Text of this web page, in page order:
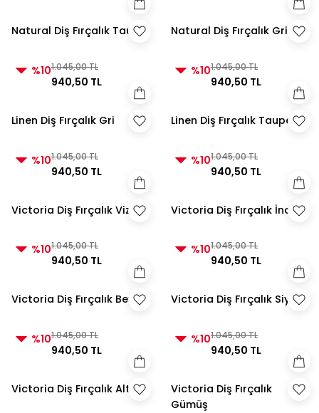
Natural Diş Fırçalık Taupe
%101.045,00 TL
940,50 TL
Natural Diş Fırçalık Gri
%101.045,00 TL
940,50 TL
Linen Diş Fırçalık Gri
%101.045,00 TL
940,50 TL
Linen Diş Fırçalık Taupe
%101.045,00 TL
940,50 TL
Victoria Diş Fırçalık Vizon
%101.045,00 TL
940,50 TL
Victoria Diş Fırçalık İnci
%101.045,00 TL
940,50 TL
Victoria Diş Fırçalık Beyaz
%101.045,00 TL
940,50 TL
Victoria Diş Fırçalık Siyah
%101.045,00 TL
940,50 TL
Victoria Diş Fırçalık Altın
Victoria Diş Fırçalık
Gümüş